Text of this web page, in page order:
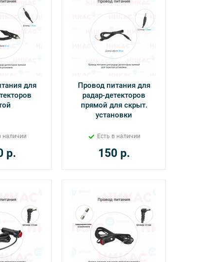
для
наличии
р.
Провод питания для
радар-детекторов
прямой для скрыт.
установки
Есть в наличии
150р.